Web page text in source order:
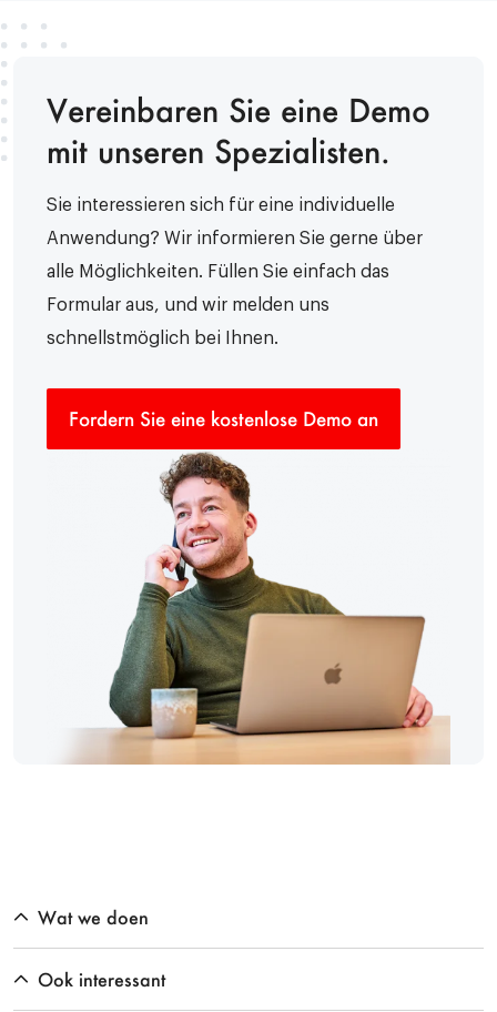
Vereinbaren Sie eine Demo
mit unseren Spezialisten.
Sie interessieren sich für eine individuelle
Anwendung? Wir informieren Sie gerne über
alle Möglichkeiten. Füllen Sie einfach das
Formular aus, und wir melden uns
schnellstmöglich bei Ihnen.
Fordern Sie eine kostenlose Demo an
Wat we doen
Ook interessant